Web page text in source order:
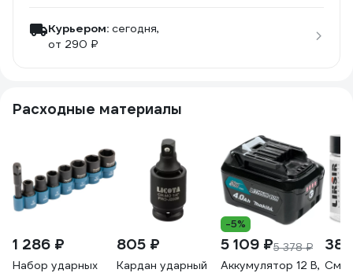
Курьером: сегодня,
от 290 ₽
Расходные материалы
1 286 ₽
Набор ударных
805 ₽
Кардан ударный
-5%
5 109 ₽5 378 ₽
Аккумулятор 12 В,